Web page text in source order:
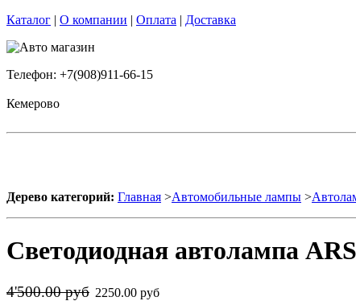
Каталог | О компании | Оплата | Доставка
Телефон: +7(908)911-66-15
Кемерово
Дерево категорий: Главная >Автомобильные лампы >
Светодиодная автолампа
4'500.00 руб 2250.00 руб